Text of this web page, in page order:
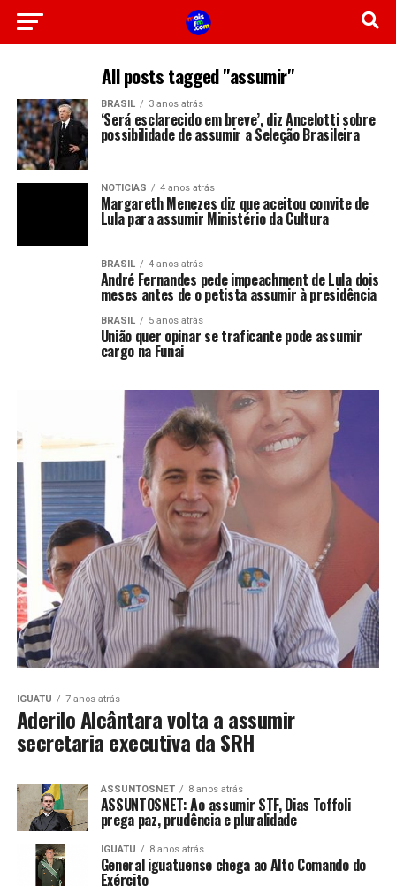
All posts tagged "assumir"
BRASIL 3 anos atrás
‘Será esclarecido em breve’, diz Ancelotti sobre
possibilidade de assumir a Seleção Brasileira
NOTICIAS 4 anos atrás
Margareth Menezes diz que aceitou convite de
Lula para assumir Ministério da Cultura
André Fernandes pede impeachment de Lula dois
meses antes de o petista assumir à presidência
BRASIL 5 anos atrás
União quer opinar se traficante pode assumir
cargo na Funai
Aderilo Alcântara volta a assumir
secretaria executiva da SRH
ASSUNTOSNET: Ao assumir STF, Dias Toffoli
prega paz, prudência e pluralidade
IGUATU 8 anos atrás
General iguatuense chega ao Alto Comando do
Exército